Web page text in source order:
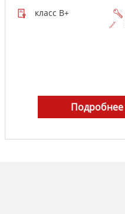
класс B+
Подробнее